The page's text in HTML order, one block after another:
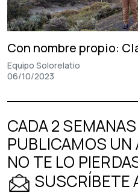
Con nombre propio:
Equipo Solorelatio
06/10/2023
CADA 2 SEMANAS
PUBLICAMOS UN
NO TE LO
SUSCRÍBETE